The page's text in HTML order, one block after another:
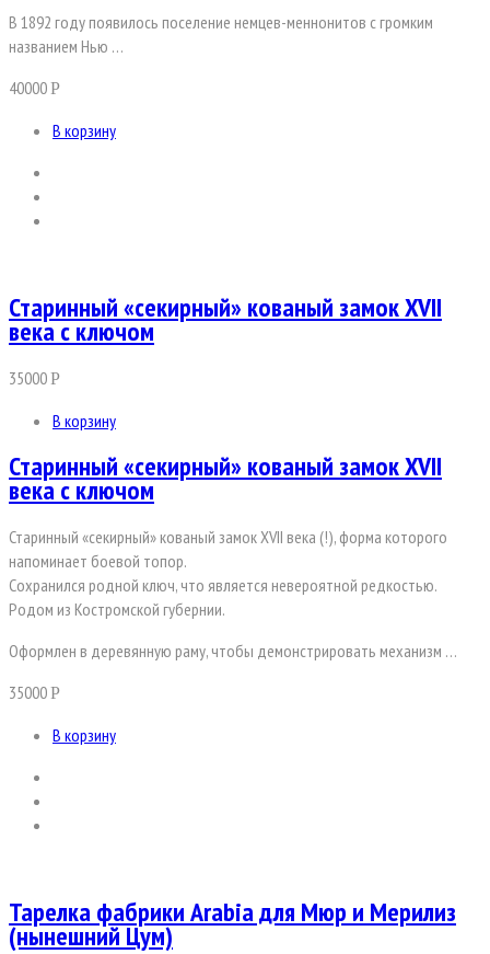
В 1892 году появилось поселение немцев-меннонитов с громким
названием Нью …
40000Р
В корзину
Старинный «секирный» кованый замок XVII
века с ключом
35000Р
В корзину
Старинный «секирный» кованый замок XVII
века с ключом
Старинный «секирный» кованый замок XVII века (!), форма которого
напоминает боевой топор.
Сохранился родной ключ, что является невероятной редкостью.
Родом из Костромской губернии.
Оформлен в деревянную раму, чтобы демонстрировать механизм …
35000Р
В корзину
Тарелка фабрики Arabia для Мюр и Мерилиз
(нынешний Цум)